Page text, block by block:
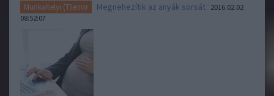
Munkahelyi (T)error Megnehezítik az anyák sorsát 2016.02.02
08:52:07